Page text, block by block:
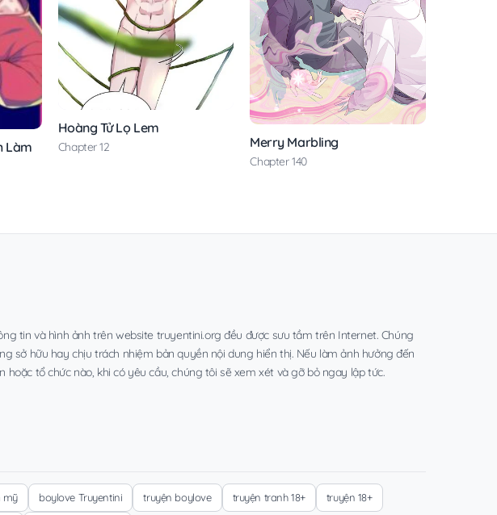
Làm
Hoàng Tử Lọ Lem
Chapter 12 Merry Marbling
Chapter 140
tin và hình ảnh trên website truyentini.org đều được sưu tầm trên Internet. Chúng
sở hữu hay chịu trách nhiệm bản quyền nội dung hiển thị. Nếu làm ảnh hưởng đến
hoặc tổ chức nào, khi có yêu cầu, chúng tôi sẽ xem xét và gỡ bỏ ngay lập tức.
mỹ boylove Truyentini truyện boylove truyện tranh 18+ truyện 18+